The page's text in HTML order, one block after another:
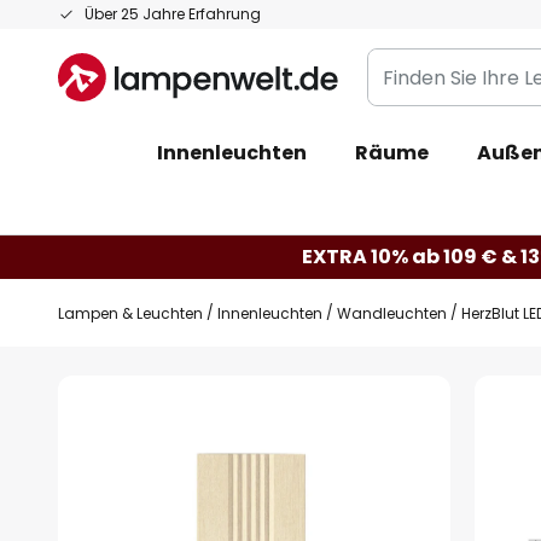
Über 25 Jahre Erfahrung
Zum
springen
Finden
Sie
Leuchte...
Innenleuchten Räume
EXTRA 10% ab 109 € &
Lampen & Leuchten Innenleuchten Wandleuchten HerzBlut